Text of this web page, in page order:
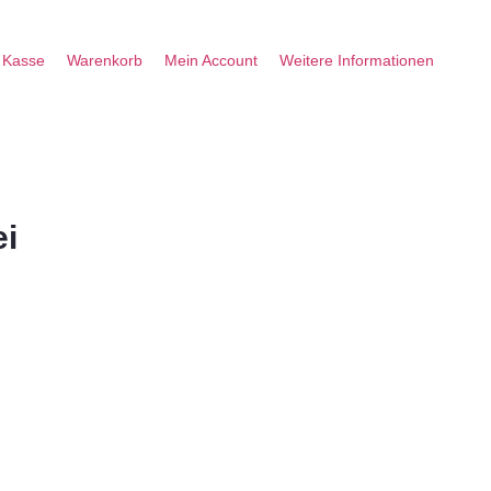
Kasse Warenkorb Mein Account Weitere Informationen